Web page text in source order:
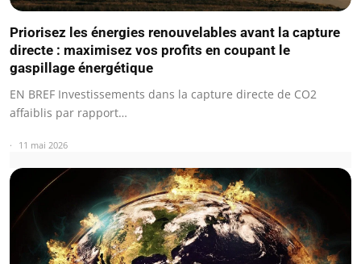
Priorisez les énergies renouvelables avant la capture
directe : maximisez vos profits en coupant le
gaspillage énergétique
EN BREF Investissements dans la capture directe de CO2
affaiblis par rapport…
11 mai 2026